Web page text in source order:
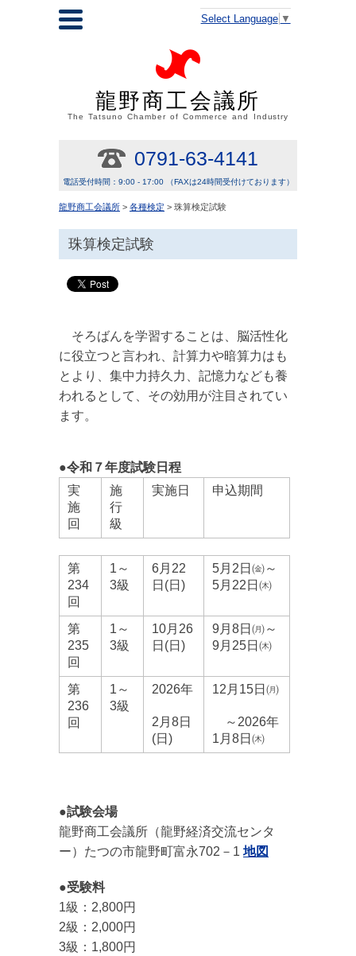
Select Language ▼
龍野商工会議所
The Tatsuno Chamber of Commerce and Industry
0791-63-4141
電話受付時間：9:00 - 17:00 （FAXは24時間受付けております）
龍野商工会議所 > 各種検定 > 珠算検定試験
珠算検定試験
そろばんを学習することは、脳活性化
に役立つと言われ、計算力や暗算力はも
とより、集中力持久力、記憶力なども養
われるとして、その効用が注目されてい
ます。
●令和７年度試験日程
実
施
回
施
行
級
実施日 申込期間
第
234
回
1～
3級
6月22
日(日)
5月2日㈮～
5月22日㈭
第
235
回
1～
3級
10月26
日(日)
9月8日㈪～
9月25日㈭
第
236
回
1～
3級
2026年
2月8日
(日)
12月15日㈪
～2026年
1月8日㈭
●試験会場
龍野商工会議所（龍野経済交流センタ
ー）たつの市龍野町富永702－1 地図
●受験料
1級：2,800円
2級：2,000円
3級：1,800円